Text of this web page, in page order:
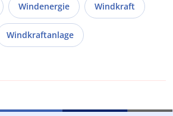
Windenergie Windkraft
Windkraftanlage